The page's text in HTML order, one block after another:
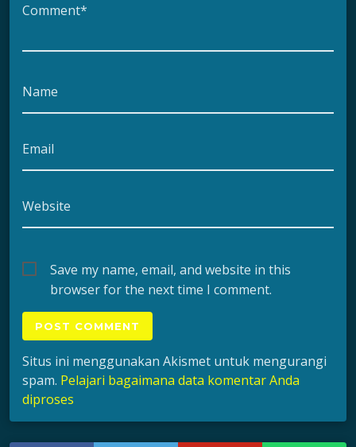
Comment*
Name
Email
Website
Save my name, email, and website in this
browser for the next time I comment.
Situs ini menggunakan Akismet untuk mengurangi
spam. Pelajari bagaimana data komentar Anda
diproses